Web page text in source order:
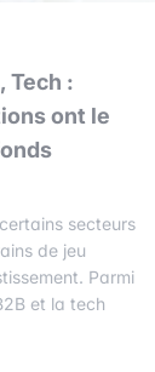
Tech :
ont le
secteurs
de jeu
Parmi
et la tech